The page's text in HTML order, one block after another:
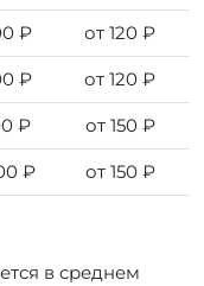
₽ от 120 ₽
₽ от 120 ₽
₽ от 150 ₽
₽ от 150 ₽
в среднем